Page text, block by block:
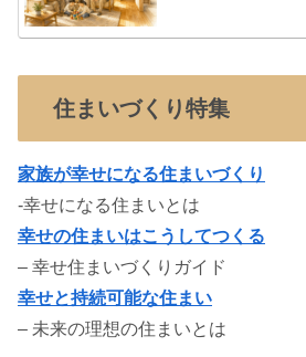
住まいづくり特集
家族が幸せになる住まいづくり
-幸せになる住まいとは
幸せの住まいはこうしてつくる
– 幸せ住まいづくりガイド
幸せと持続可能な住まい
– 未来の理想の住まいとは